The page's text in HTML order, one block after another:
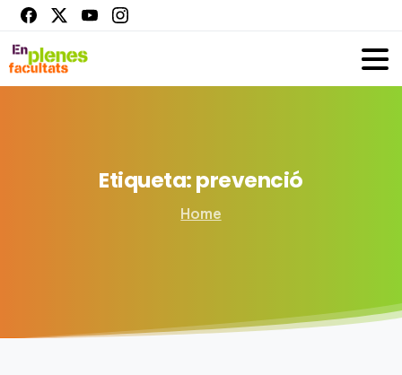
Etiqueta:prevenció
Home